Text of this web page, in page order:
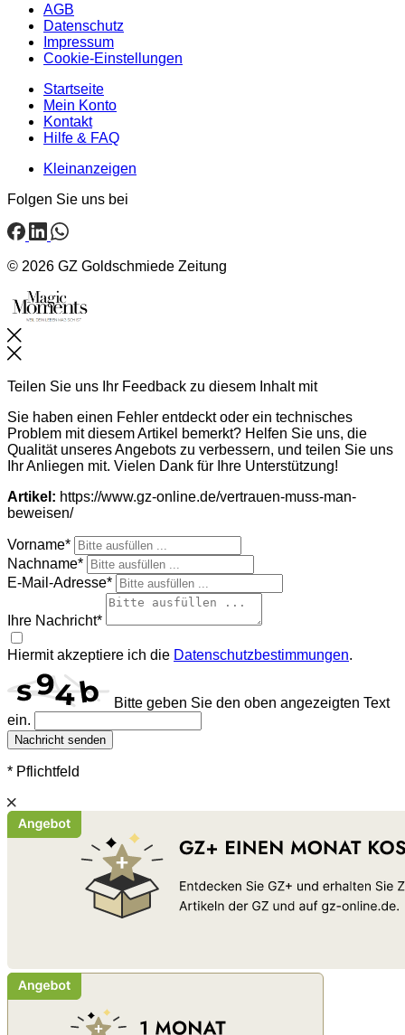
AGB
Datenschutz
Impressum
Cookie-Einstellungen
Startseite
Mein Konto
Kontakt
Hilfe & FAQ
Kleinanzeigen
Folgen Sie uns bei
© 2026 GZ Goldschmiede Zeitung
Schließen
Teilen Sie uns Ihr Feedback zu diesem Inhalt mit
Sie haben einen Fehler entdeckt oder ein technisches
Problem mit diesem Artikel bemerkt? Helfen Sie uns, die
Qualität unseres Angebots zu verbessern, und teilen Sie uns
Ihr Anliegen mit. Vielen Dank für Ihre Unterstützung!
Artikel: https://www.gz-online.de/vertrauen-muss-man-
beweisen/
Vorname*
Nachname*
E-Mail-Adresse*
Ihre Nachricht*
Hiermit akzeptiere ich die Datenschutzbestimmungen.
Bitte geben Sie den oben angezeigten Text
ein.
Nachricht senden
* Pflichtfeld
Schließen